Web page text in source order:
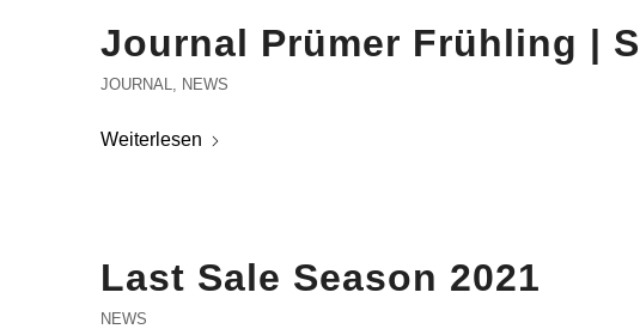
Journal Prümer Frühling |
JOURNAL, NEWS
Weiterlesen
Last Sale Season 2021
NEWS